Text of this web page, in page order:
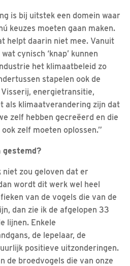
is bij uitstek een domein waar
keuzes moeten gaan maken.
helpt daarin niet mee. Vanuit
cynisch ‘knap’ kunnen
het klimaatbeleid zo
stapelen ook de
energietransitie,
als klimaatverandering zijn dat
zelf hebben gecreëerd en die
zelf moeten oplossen.”
niet zou geloven dat er
wordt dit werk wel heel
van de vogels die van de
dan zie ik de afgelopen 33
lijnen. Enkele
de lepelaar, de
positieve uitzonderingen.
de broedvogels die van onze